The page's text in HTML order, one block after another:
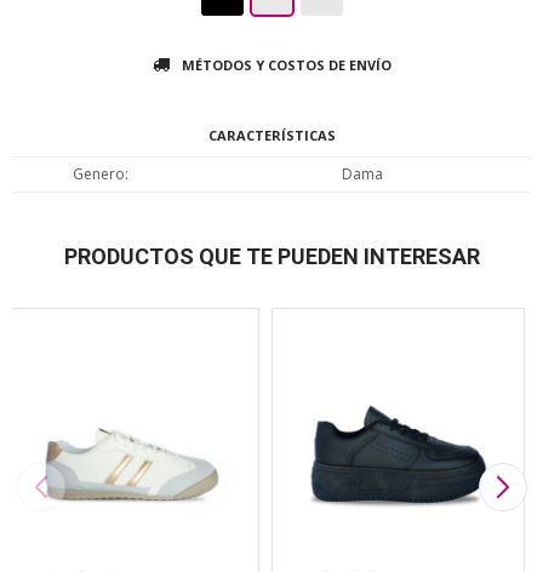
MÉTODOS Y COSTOS DE ENVÍO
CARACTERÍSTICAS
Genero Dama
PRODUCTOS QUE TE PUEDEN INTERESAR